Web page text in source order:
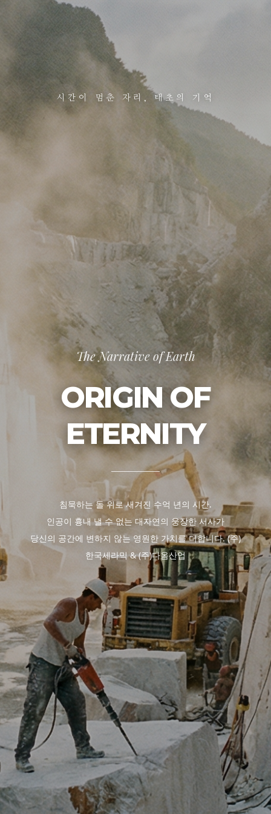
시간이 멈춘 자리, 태초의 기억
The Narrative of Earth
ORIGIN OF
ETERNITY
침묵하는 돌 위로 새겨진 수억 년의 시간.
인공이 흉내 낼 수 없는 대자연의 웅장한 서사가
당신의 공간에 변하지 않는 영원한 가치를 더합니다. (주)
한국세라믹 & (주)다옴산업